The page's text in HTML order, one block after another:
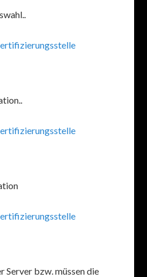
Server bzw. müssen die